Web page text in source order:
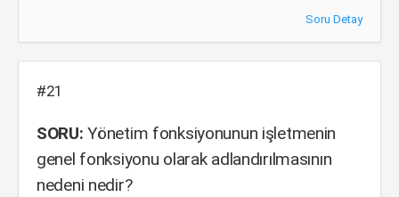
Soru Detay
#21
SORU: Yönetim fonksiyonunun işletmenin
genel fonksiyonu olarak adlandırılmasının
nedeni nedir?